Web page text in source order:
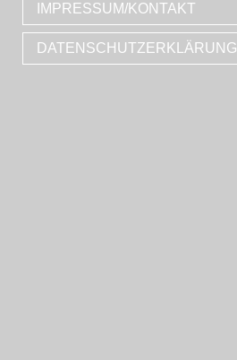
IMPRESSUM/KONTAKT
DATENSCHUTZERKLÄRUNG